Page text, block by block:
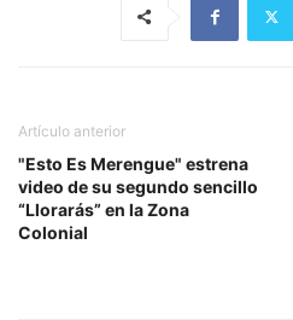
Artículo anterior
"Esto Es Merengue" estrena
video de su segundo sencillo
“Llorarás” en la Zona
Colonial